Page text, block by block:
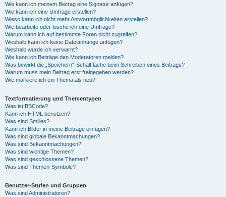
Wie kann ich meinem Beitrag eine Signatur anfügen?
Wie kann ich eine Umfrage erstellen?
Wieso kann ich nicht mehr Antwortmöglichkeiten erstellen?
Wie bearbeite oder lösche ich eine Umfrage?
Warum kann ich auf bestimmte Foren nicht zugreifen?
Weshalb kann ich keine Dateianhänge anfügen?
Weshalb wurde ich verwarnt?
Wie kann ich Beiträge den Moderatoren melden?
Was bewirkt die „Speichern“-Schaltfläche beim Schreiben eines Beitrags?
Warum muss mein Beitrag erst freigegeben werden?
Wie markiere ich ein Thema als neu?
Textformatierung und Thementypen
Was ist BBCode?
Kann ich HTML benutzen?
Was sind Smilies?
Kann ich Bilder in meine Beiträge einfügen?
Was sind globale Bekanntmachungen?
Was sind Bekanntmachungen?
Was sind wichtige Themen?
Was sind geschlossene Themen?
Was sind Themen-Symbole?
Benutzer-Stufen und Gruppen
Was sind Administratoren?